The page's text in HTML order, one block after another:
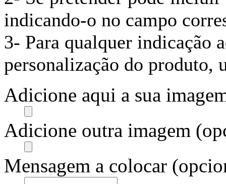
indicando-o no campo
3- Para qualquer indicação
personalização do produto,
Adicione aqui a sua
Adicione outra imagem
Mensagem a colocar